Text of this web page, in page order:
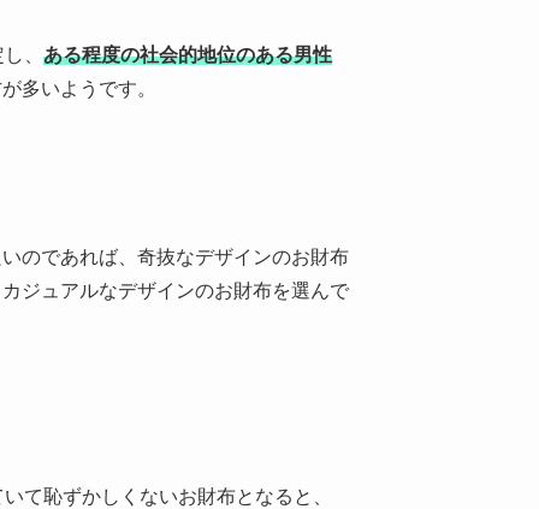
、 ある程度の社会的地位のある男性
多いようです。
のであれば、奇抜なデザインのお財布
ジュアルなデザインのお財布を選んで
て恥ずかしくないお財布となると、